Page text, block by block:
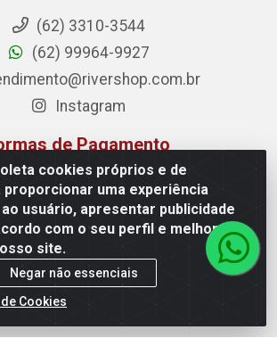
cookies próprios e de
uma experiência
usuário, apresentar publicidade
com o seu perfil e melhorar a
site.
Negar não essenciais
Cookies
(62) 3310-3544
(62) 99964-9927
Instagram
de Pagamento
Site Seguro